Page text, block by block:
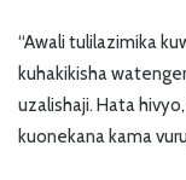
“Awali tulilazimika
kuhakikisha
uzalishaji. Hata
kuonekana kama